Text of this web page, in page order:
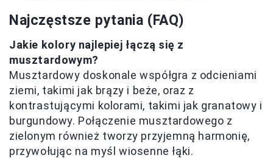
Najczęstsze pytania (FAQ)
Jakie kolory najlepiej łączą się z
musztardowym?
Musztardowy doskonale współgra z odcieniami
ziemi, takimi jak brązy i beże, oraz z
kontrastującymi kolorami, takimi jak granatowy i
burgundowy. Połączenie musztardowego z
zielonym również tworzy przyjemną harmonię,
przywołując na myśl wiosenne łąki.